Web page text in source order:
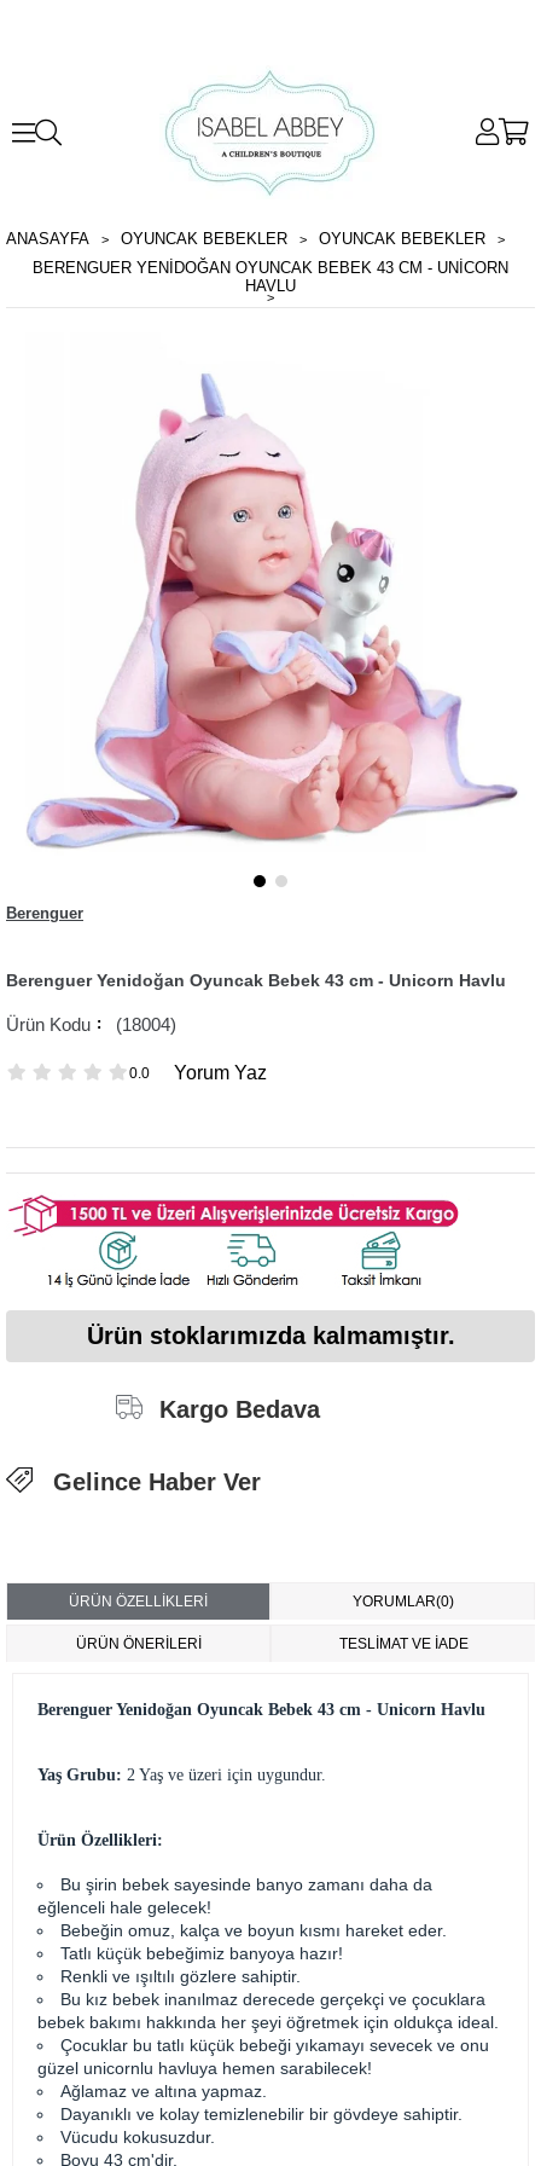
ANASAYFA OYUNCAK BEBEKLER
OYUNCAK BEBEKLER
BERENGUER YENIDOĞAN OYUNCAK BEBEK 43 CM - UNICORN
HAVLU
Berenguer
Berenguer Yenidoğan Oyuncak Bebek 43 cm - Unicorn Havlu
(18004)
0.0 Yorum Yaz
Ürün stoklarımızda kalmamıştır.
Kargo Bedava
Gelince Haber Ver
ÜRÜN ÖZELLIKLERI YORUMLAR(0)
ÜRÜN ÖNERILERI TESLİMAT VE İADE
Berenguer Yenidoğan Oyuncak Bebek 43 cm - Unicorn Havlu
Yaş Grubu: 2 Yaş ve üzeri için uygundur.
Ürün Özellikleri:
Bu şirin bebek sayesinde banyo zamanı daha da
eğlenceli hale gelecek!
Bebeğin omuz, kalça ve boyun kısmı hareket eder.
Tatlı küçük bebeğimiz banyoya hazır!
Renkli ve ışıltılı gözlere sahiptir.
Bu kız bebek inanılmaz derecede gerçekçi ve çocuklara
bebek bakımı hakkında her şeyi öğretmek için oldukça ideal.
Çocuklar bu tatlı küçük bebeği yıkamayı sevecek ve onu
güzel unicornlu havluya hemen sarabilecek!
Ağlamaz ve altına yapmaz.
Dayanıklı ve kolay temizlenebilir bir gövdeye sahiptir.
Vücudu kokusuzdur.
Boyu 43 cm'dir.